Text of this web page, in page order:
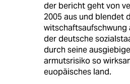
der bericht geht von
2005 aus und blendet
witschaftsaufschwung
der deutsche
durch seine
armutsrisiko so
euopäisches land.